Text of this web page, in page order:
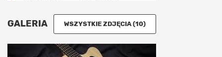
GALERIA WSZYSTKIE ZDJĘCIA (10)